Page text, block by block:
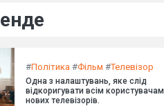
#Політика #Фільм #Телевізор
Одна з налаштувань, яке слід
відкоригувати всім користувачам
нових телевізорів.